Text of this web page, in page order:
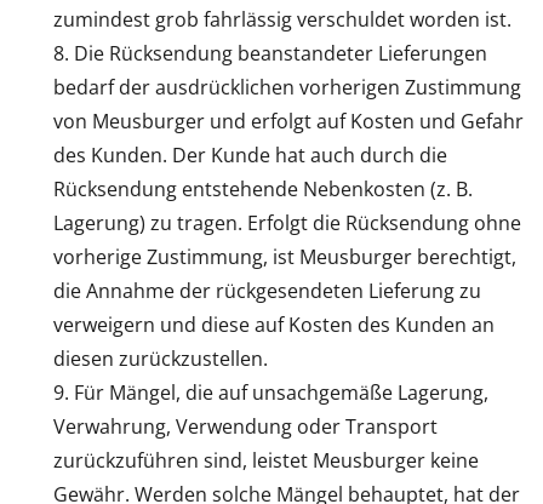
zumindest grob fahrlässig verschuldet worden ist.
Die Rücksendung beanstandeter Lieferungen
bedarf der ausdrücklichen vorherigen Zustimmung
von Meusburger und erfolgt auf Kosten und Gefahr
des Kunden. Der Kunde hat auch durch die
Rücksendung entstehende Nebenkosten (z. B.
Lagerung) zu tragen. Erfolgt die Rücksendung ohne
vorherige Zustimmung, ist Meusburger berechtigt,
die Annahme der rückgesendeten Lieferung zu
verweigern und diese auf Kosten des Kunden an
diesen zurückzustellen.
Für Mängel, die auf unsachgemäße Lagerung,
Verwahrung, Verwendung oder Transport
zurückzuführen sind, leistet Meusburger keine
Gewähr. Werden solche Mängel behauptet, hat der